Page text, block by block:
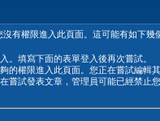
沒有權限進入此頁面。這可能有如下幾
。填寫下面的表單登入後再次嘗試。
的權限進入此頁面。您正在嘗試編輯
嘗試發表文章，管理員可能已經禁止